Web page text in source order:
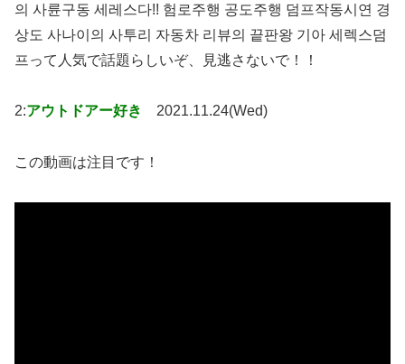
의 사륜구동 세레스다!! 험로주행 공도주행 덤프작동시연 경
상도 사나이의 사투리 자동차 리뷰의 끝판왕 기아 세렉스덤
프って人気で話題らしいぞ、見逃さないで！！
2:アウトドアー好き 2021.11.24(Wed)
この動画は注目です！